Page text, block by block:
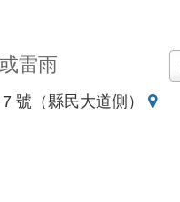
雷雨
號（縣民大道側）